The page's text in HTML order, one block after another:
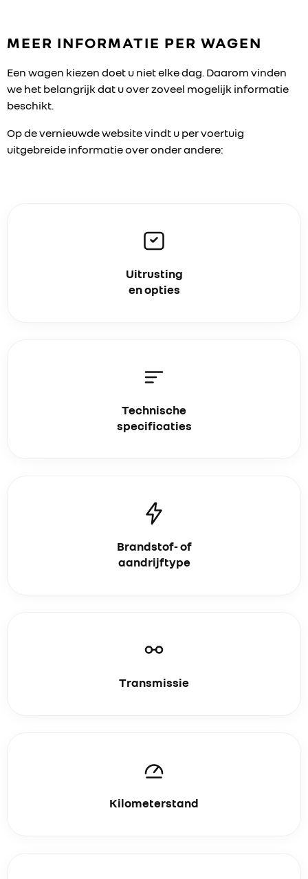
MEER INFORMATIE PER WAGEN
Een wagen kiezen doet u niet elke dag. Daarom vinden
we het belangrijk dat u over zoveel mogelijk informatie
beschikt.
Op de vernieuwde website vindt u per voertuig
uitgebreide informatie over onder andere:
Uitrusting
en opties
Technische
specificaties
Brandstof- of
aandrijftype
Transmissie
Kilometerstand